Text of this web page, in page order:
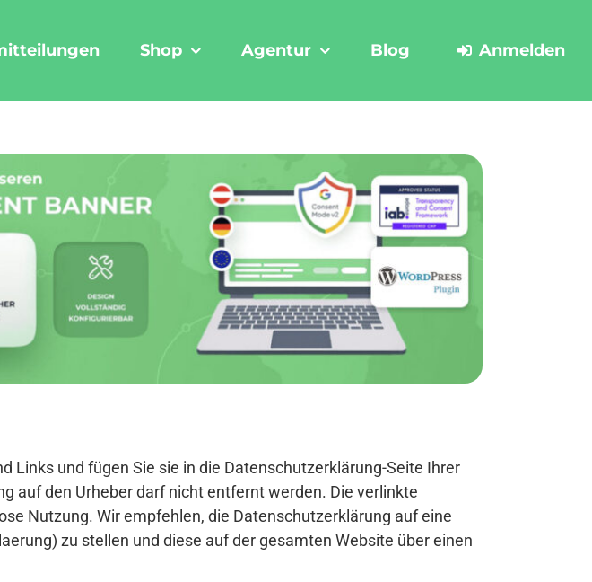
Shop Agentur Blog Anmelden
Links und fügen Sie sie in die Datenschutzerklärung-Seite Ihrer
auf den Urheber darf nicht entfernt werden. Die verlinkte
Nutzung. Wir empfehlen, die Datenschutzerklärung auf eine
zu stellen und diese auf der gesamten Website über einen